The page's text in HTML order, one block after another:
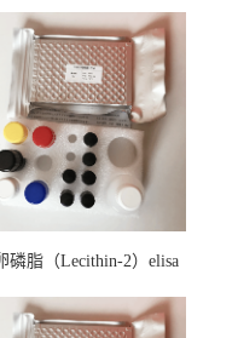
磷脂（Lecithin-2）elisa